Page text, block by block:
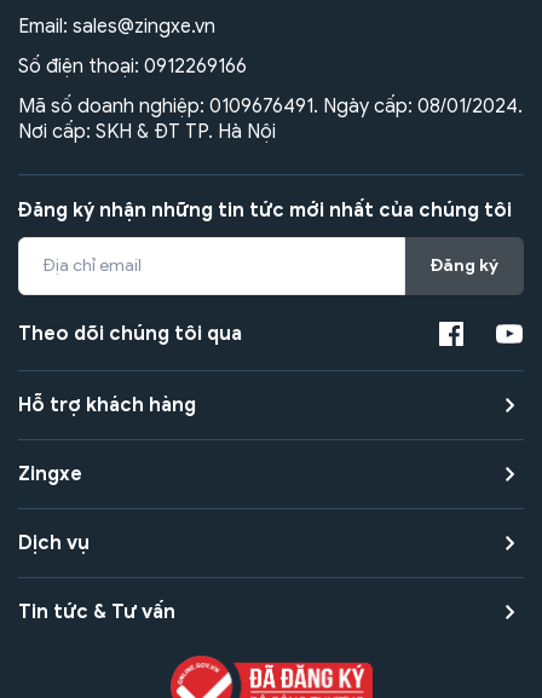
Email: sales@zingxe.vn
Số điện thoại: 0912269166
Mã số doanh nghiệp: 0109676491. Ngày cấp: 08/01/2024.
Nơi cấp: SKH & ĐT TP. Hà Nội
Đăng ký nhận những tin tức mới nhất của chúng tôi
Đăng ký
Theo dõi chúng tôi qua
Hỗ trợ khách hàng
Zingxe
Dịch vụ
Tin tức & Tư vấn